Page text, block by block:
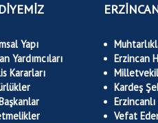
Yapı
Yardımcıları
Kararları
Erzincan
Kardeş
Vefat